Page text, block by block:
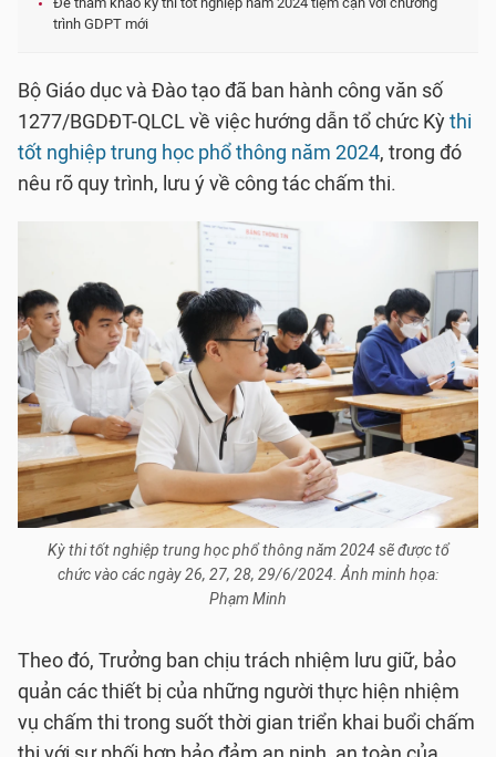
trình GDPT mới
Bộ Giáo dục và Đào tạo đã ban hành công văn số
1277/BGDĐT-QLCL về việc hướng dẫn tổ chức Kỳthi
tốt nghiệp trung học phổ thông năm 2024, trong đó
nêu rõ quy trình, lưu ý về công tác chấm thi.
Kỳ thi tốt nghiệp trung học phổ thông năm 2024 sẽ được tổ
chức vào các ngày 26, 27, 28, 29/6/2024. Ảnh minh họa:
Phạm Minh
Theo đó, Trưởng ban chịu trách nhiệm lưu giữ, bảo
quản các thiết bị của những người thực hiện nhiệm
vụ chấm thi trong suốt thời gian triển khai buổi chấm